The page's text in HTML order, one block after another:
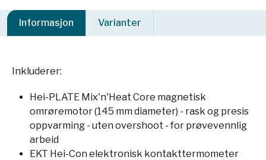
Informasjon Varianter
Inkluderer:
Hei-PLATE Mix'n'Heat Core magnetisk
omrøremotor (145 mm diameter) - rask og presis
oppvarming - uten overshoot - for prøvevennlig
arbeid
EKT Hei-Con elektronisk kontakttermometer